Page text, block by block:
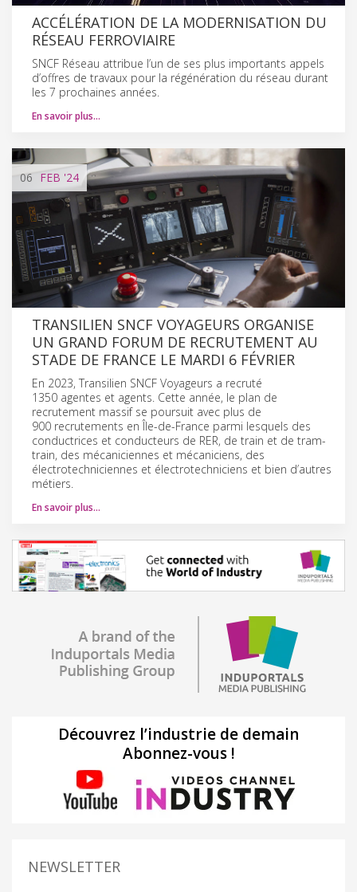
ACCÉLÉRATION DE LA MODERNISATION DU
RÉSEAU FERROVIAIRE
SNCF Réseau attribue l’un de ses plus importants appels
d’offres de travaux pour la régénération du réseau durant
les 7 prochaines années.
En savoir plus…
06 FEB '24
TRANSILIEN SNCF VOYAGEURS ORGANISE
UN GRAND FORUM DE RECRUTEMENT AU
STADE DE FRANCE LE MARDI 6 FÉVRIER
En 2023, Transilien SNCF Voyageurs a recruté
1350 agentes et agents. Cette année, le plan de
recrutement massif se poursuit avec plus de
900 recrutements en Île-de-France parmi lesquels des
conductrices et conducteurs de RER, de train et de tram-
train, des mécaniciennes et mécaniciens, des
électrotechniciennes et électrotechniciens et bien d’autres
métiers.
En savoir plus…
Découvrez l’industrie de demain
Abonnez-vous !
NEWSLETTER